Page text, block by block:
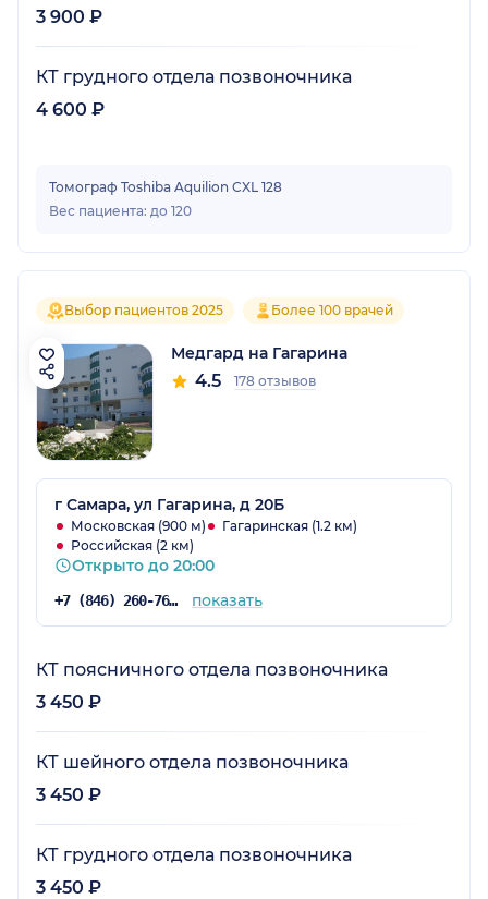
3 900 ₽
КТ грудного отдела позвоночника
4 600 ₽
Томограф Toshiba Aquilion CXL 128
Вес пациента: до 120
Выбор пациентов 2025 Более 100 врачей
Медгард на Гагарина
4.5 178 отзывов
г Самара, ул Гагарина, д 20Б
Московская (900 м)
Гагаринская (1.2 км)
Российская (2 км)
Открыто до 20:00
+7 (846) 260-76-76 показать
КТ поясничного отдела позвоночника
3 450 ₽
КТ шейного отдела позвоночника
3 450 ₽
КТ грудного отдела позвоночника
3 450 ₽